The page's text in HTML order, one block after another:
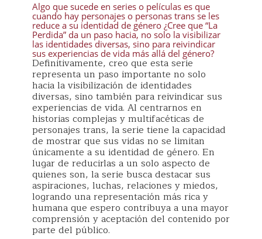
Algo que sucede en series o películas es que
cuando hay personajes o personas trans se les
reduce a su identidad de género ¿Cree que “La
Perdida” da un paso hacia, no solo la visibilizar
las identidades diversas, sino para reivindicar
sus experiencias de vida más allá del género?
Definitivamente, creo que esta serie
representa un paso importante no solo
hacia la visibilización de identidades
diversas, sino también para reivindicar sus
experiencias de vida. Al centrarnos en
historias complejas y multifacéticas de
personajes trans, la serie tiene la capacidad
de mostrar que sus vidas no se limitan
únicamente a su identidad de género. En
lugar de reducirlas a un solo aspecto de
quienes son, la serie busca destacar sus
aspiraciones, luchas, relaciones y miedos,
logrando una representación más rica y
humana que espero contribuya a una mayor
comprensión y aceptación del contenido por
parte del público.